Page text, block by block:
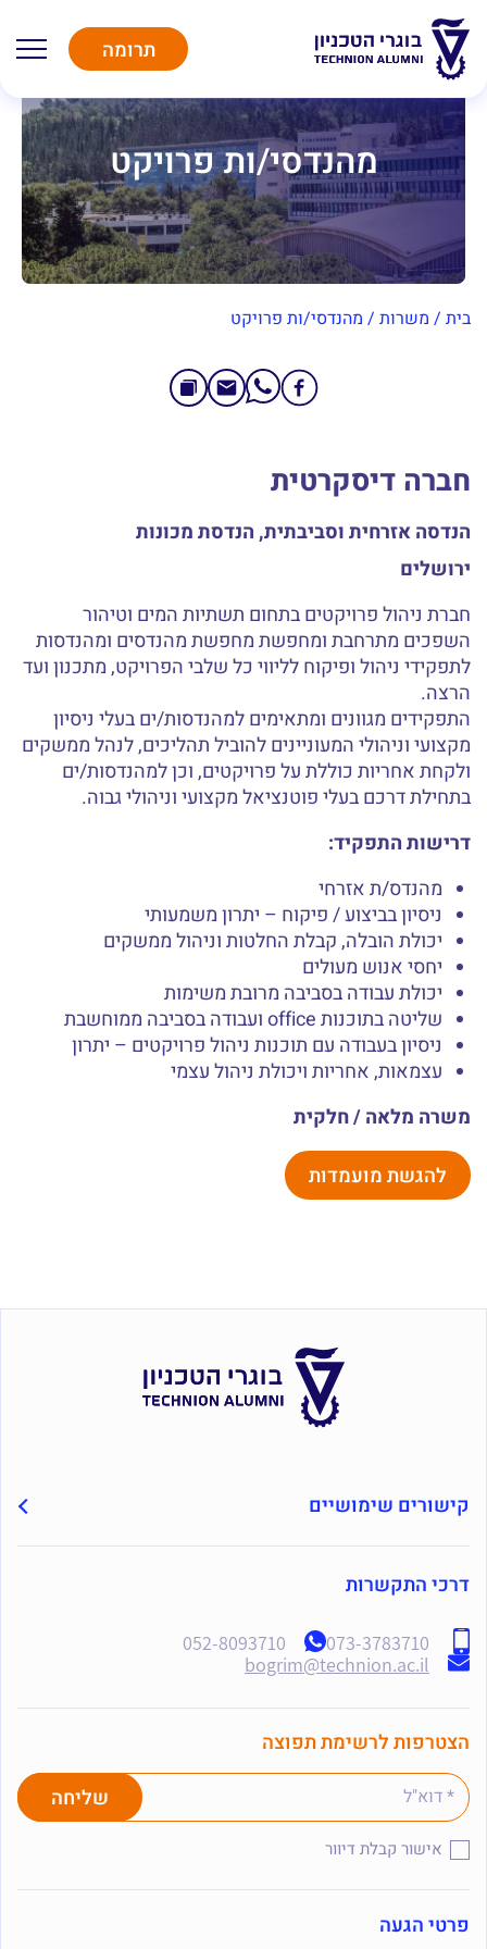
תרומה
מהנדסי/ות פרויקט
בית / משרות / מהנדסי/ות פרויקט
חברה דיסקרטית
הנדסה אזרחית וסביבתית, הנדסת מכונות
ירושלים
חברת ניהול פרויקטים בתחום תשתיות המים וטיהור
השפכים מתרחבת ומחפשת מחפשת מהנדסים ומהנדסות
לתפקידי ניהול ופיקוח לליווי כל שלבי הפרויקט, מתכנון ועד
הרצה.
התפקידים מגוונים ומתאימים למהנדסות/ים בעלי ניסיון
מקצועי וניהולי המעוניינים להוביל תהליכים, לנהל ממשקים
ולקחת אחריות כוללת על פרויקטים, וכן למהנדסות/ים
בתחילת דרכם בעלי פוטנציאל מקצועי וניהולי גבוה.
דרישות התפקיד:
מהנדס/ת אזרחי
ניסיון בביצוע / פיקוח – יתרון משמעותי
יכולת הובלה, קבלת החלטות וניהול ממשקים
יחסי אנוש מעולים
יכולת עבודה בסביבה מרובת משימות
שליטה בתוכנות office ועבודה בסביבה ממוחשבת
ניסיון בעבודה עם תוכנות ניהול פרויקטים – יתרון
עצמאות, אחריות ויכולת ניהול עצמי
משרה מלאה / חלקית
להגשת מועמדות
קישורים שימושיים
פרטי הגעה
דרכי התקשרות
073-3783710
052-8093710
bogrim@technion.ac.il
הצטרפות לרשימת תפוצה
אישור קבלת דיוור